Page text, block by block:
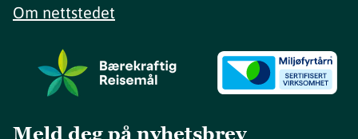
Om nettstedet
Meld deg på nyhetsbrev